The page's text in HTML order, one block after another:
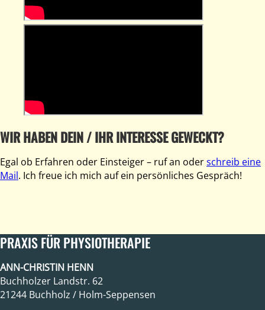
WIR HABEN DEIN / IHR INTERESSE GEWECKT?
Egal ob Erfahren oder Einsteiger – ruf an oderschreib eine
Mail. Ich freue ich mich auf ein persönliches Gespräch!
PRAXIS FÜR PHYSIOTHERAPIE
ANN-CHRISTIN HENN
Buchholzer Landstr. 62
21244 Buchholz / Holm-Seppensen